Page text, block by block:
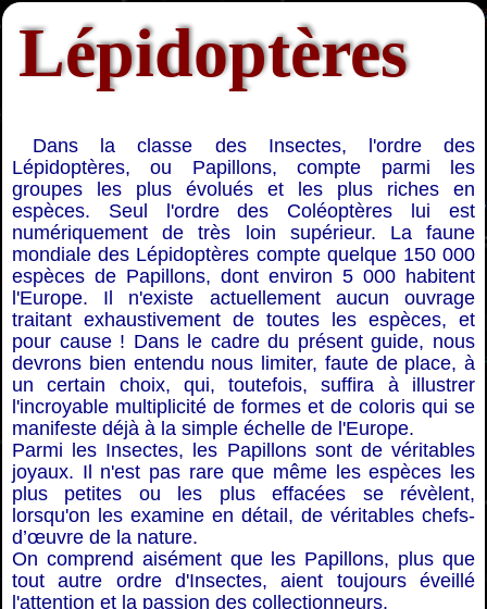
Lépidoptères
Dans la classe des Insectes, l'ordre des
Lépidoptères, ou Papillons, compte parmi les
groupes les plus évolués et les plus riches en
espèces. Seul l'ordre des Coléoptères lui est
numériquement de très loin supérieur. La faune
mondiale des Lépidoptères compte quelque 150 000
espèces de Papillons, dont environ 5 000 habitent
l'Europe. Il n'existe actuellement aucun ouvrage
traitant exhaustivement de toutes les espèces, et
pour cause ! Dans le cadre du présent guide, nous
devrons bien entendu nous limiter, faute de place, à
un certain choix, qui, toutefois, suffira à illustrer
l'incroyable multiplicité de formes et de coloris qui se
manifeste déjà à la simple échelle de l'Europe.
Parmi les Insectes, les Papillons sont de véritables
joyaux. Il n'est pas rare que même les espèces les
plus petites ou les plus effacées se révèlent,
lorsqu'on les examine en détail, de véritables chefs-
d’œuvre de la nature.
On comprend aisément que les Papillons, plus que
tout autre ordre d'Insectes, aient toujours éveillé
l'attention et la passion des collectionneurs.